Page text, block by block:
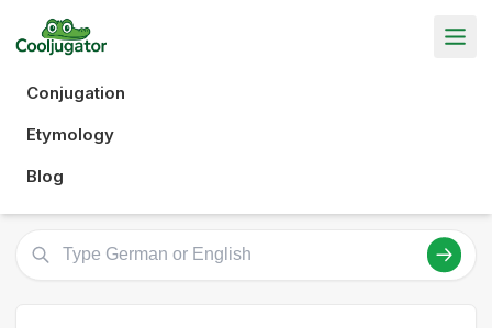
Conjugation
Etymology
Blog